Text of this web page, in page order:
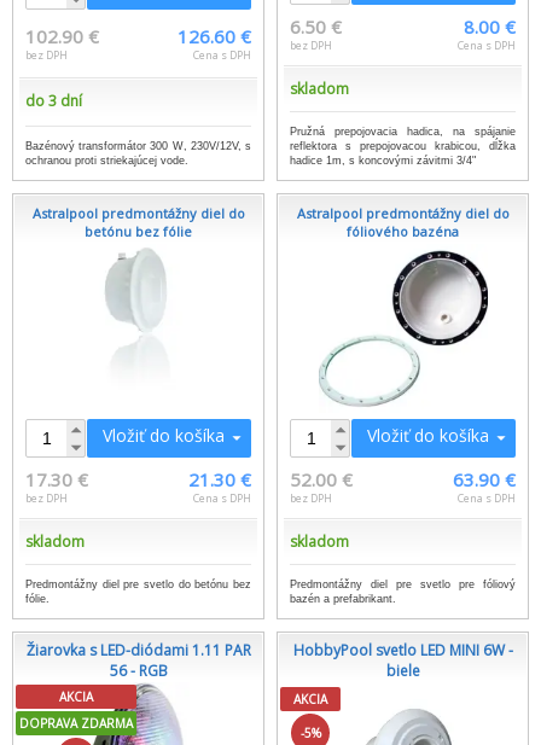
102.90 €
bez DPH
126.60 €
Cena s DPH
do 3 dní
Bazénový transformátor 300 W, 230V/12V, s
ochranou proti striekajúcej vode.
6.50 €
bez DPH
8.00 €
Cena s DPH
skladom
Pružná prepojovacia hadica, na spájanie
reflektora s prepojovacou krabicou, dĺžka
hadice 1m, s koncovými závitmi 3/4"
Astralpool predmontážny diel do
betónu bez fólie
Vložiť do košíka
17.30 €
bez DPH
21.30 €
Cena s DPH
skladom
Predmontážny diel pre svetlo do betónu bez
fólie.
Astralpool predmontážny diel do
fóliového bazéna
Vložiť do košíka
52.00 €
bez DPH
63.90 €
Cena s DPH
skladom
Predmontážny diel pre svetlo pre fóliový
bazén a prefabrikant.
Žiarovka s LED-diódami 1.11 PAR
56 - RGB
AKCIA
DOPRAVA ZDARMA
HobbyPool svetlo LED MINI 6W -
biele
AKCIA
-5%